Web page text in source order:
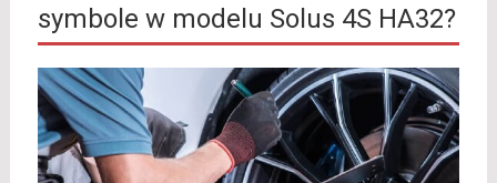
symbole w modelu Solus 4S HA32?